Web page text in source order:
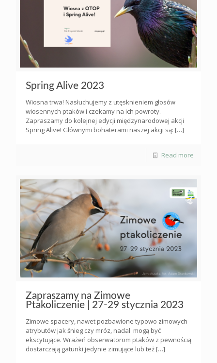
Spring Alive 2023
Wiosna trwa! Nasłuchujemy z utęsknieniem głosów
wiosennych ptaków i czekamy na ich powroty.
Zapraszamy do kolejnej edycji międzynarodowej akcji
Spring Alive! Głównymi bohaterami naszej akcji są: […]
Read more
Zapraszamy na Zimowe
Ptakoliczenie | 27-29 stycznia 2023
Zimowe spacery, nawet pozbawione typowo zimowych
atrybutów jak śnieg czy mróz, nadal mogą być
ekscytujące. Wrażeń obserwatorom ptaków z pewnością
dostarczają gatunki jedynie zimujące lub też […]